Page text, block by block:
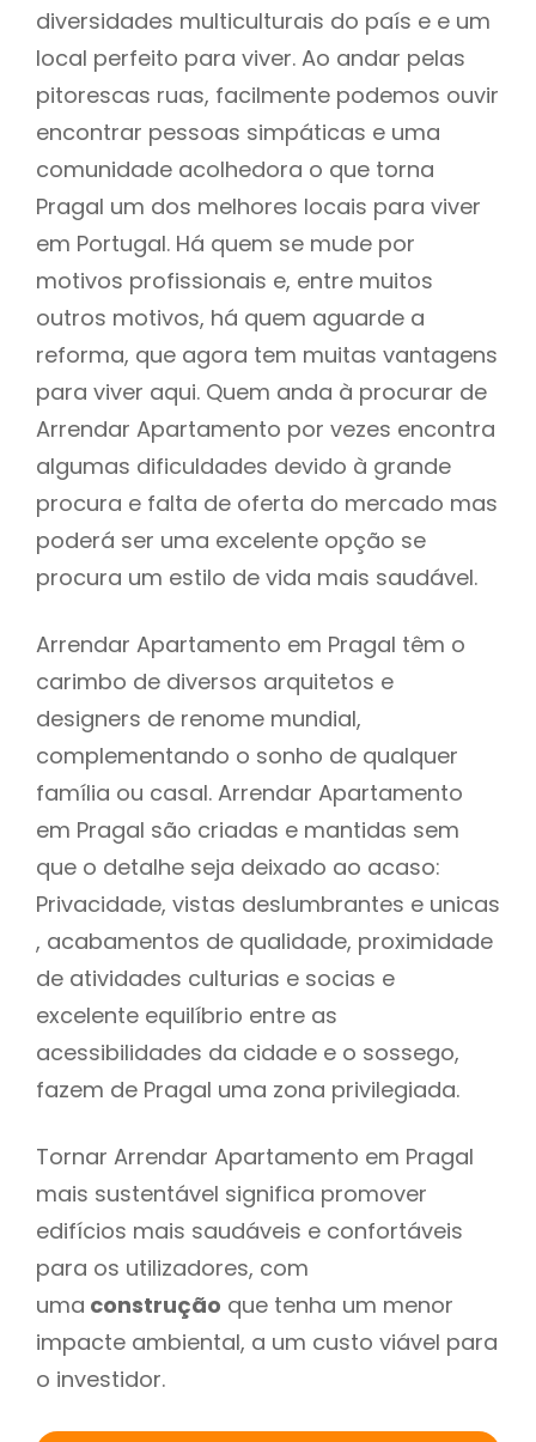
diversidades multiculturais do país e e um
local perfeito para viver. Ao andar pelas
pitorescas ruas, facilmente podemos ouvir
encontrar pessoas simpáticas e uma
comunidade acolhedora o que torna
Pragal um dos melhores locais para viver
em Portugal. Há quem se mude por
motivos profissionais e, entre muitos
outros motivos, há quem aguarde a
reforma, que agora tem muitas vantagens
para viver aqui. Quem anda à procurar de
Arrendar Apartamento por vezes encontra
algumas dificuldades devido à grande
procura e falta de oferta do mercado mas
poderá ser uma excelente opção se
procura um estilo de vida mais saudável.
Arrendar Apartamento em Pragal têm o
carimbo de diversos arquitetos e
designers de renome mundial,
complementando o sonho de qualquer
família ou casal. Arrendar Apartamento
em Pragal são criadas e mantidas sem
que o detalhe seja deixado ao acaso:
Privacidade, vistas deslumbrantes e unicas
, acabamentos de qualidade, proximidade
de atividades culturias e socias e
excelente equilíbrio entre as
acessibilidades da cidade e o sossego,
fazem de Pragal uma zona privilegiada.
Tornar Arrendar Apartamento em Pragal
mais sustentável significa promover
edifícios mais saudáveis e confortáveis
para os utilizadores, com
uma construção que tenha um menor
impacte ambiental, a um custo viável para
o investidor.